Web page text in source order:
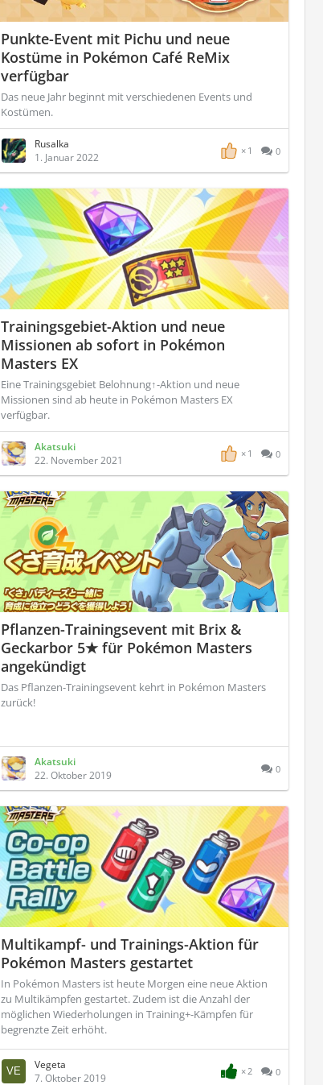
Punkte-Event mit Pichu und neue
Kostüme in Pokémon Café ReMix
verfügbar
Das neue Jahr beginnt mit verschiedenen Events und
Kostümen.
Rusalka
1. Januar 2022
1 0
Trainingsgebiet-Aktion und neue
Missionen ab sofort in Pokémon
Masters EX
Eine Trainingsgebiet Belohnung↑​-Aktion und neue
Missionen sind ab heute in Pokémon Masters EX
verfügbar.
Akatsuki
22. November 2021
1 0
Pflanzen-Trainingsevent mit Brix &
Geckarbor 5★​​ für Pokémon Masters
angekündigt
Das Pflanzen-Trainingsevent kehrt in Pokémon Masters
zurück!
Akatsuki
22. Oktober 2019
0
Multikampf- und Trainings-Aktion für
Pokémon Masters gestartet
In Pokémon Masters ist heute Morgen eine neue Aktion
zu Multikämpfen gestartet. Zudem ist die Anzahl der
möglichen Wiederholungen in Training+-Kämpfen für
begrenzte Zeit erhöht.
Vegeta
7. Oktober 2019
2 0